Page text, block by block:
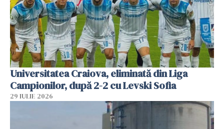
Universitatea Craiova, eliminată din Liga
Campionilor, după 2-2 cu Levski Sofia
29 IULIE 2026